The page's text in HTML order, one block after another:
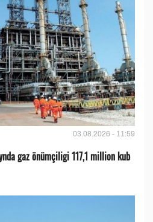
03.08.2026 - 11:59
gaz önümçiligi 117,1 million kub